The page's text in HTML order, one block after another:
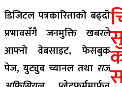
डिजिटल पत्रकारिताको बढ्दो
प्रभावसँगै जनमुक्ति खबरले
आफ्नो वेबसाइट, फेसबुक
पेज, युट्युब च्यानल तथा राज